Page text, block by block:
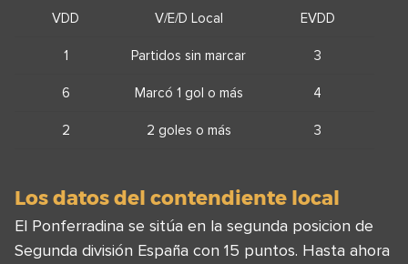
VDD V/E/D Local EVDD
1 Partidos sin marcar 3
6 Marcó 1 gol o más 4
2 2 goles o más 3
Los datos del contendiente local
El Ponferradina se sitúa en la segunda posicion de
Segunda división España con 15 puntos. Hasta ahora